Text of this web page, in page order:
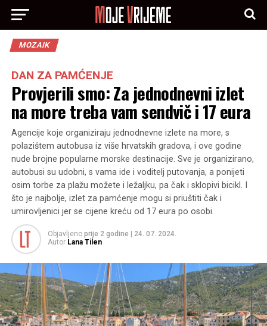
MOZAIK
DAN ZA PAMĆENJE
Provjerili smo: Za jednodnevni izlet
na more treba vam sendvič i 17 eura
Agencije koje organiziraju jednodnevne izlete na more, s
polazištem autobusa iz više hrvatskih gradova, i ove godine
nude brojne popularne morske destinacije. Sve je organizirano,
autobusi su udobni, s vama ide i voditelj putovanja, a ponijeti
osim torbe za plažu možete i ležaljku, pa čak i sklopivi bicikl. I
što je najbolje, izlet za pamćenje mogu si priuštiti čak i
umirovljenici jer se cijene kreću od 17 eura po osobi.
Objavljeno prije 2 godine
24. 07. 2024.
Autor Lana Tilen